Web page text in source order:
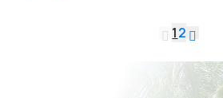
12